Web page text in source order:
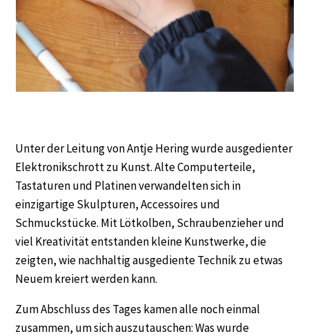
Unter der Leitung von Antje Hering wurde ausgedienter
Elektronikschrott zu Kunst. Alte Computerteile,
Tastaturen und Platinen verwandelten sich in
einzigartige Skulpturen, Accessoires und
Schmuckstücke. Mit Lötkolben, Schraubenzieher und
viel Kreativität entstanden kleine Kunstwerke, die
zeigten, wie nachhaltig ausgediente Technik zu etwas
Neuem kreiert werden kann.
Zum Abschluss des Tages kamen alle noch einmal
zusammen, um sich auszutauschen: Was wurde